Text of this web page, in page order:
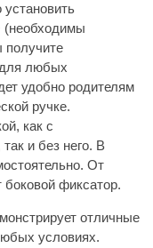
(необходимы
получите
любых
удобно родителям
ручке.
как с
и без него. В
От
фиксатор.
отличные
условиях.